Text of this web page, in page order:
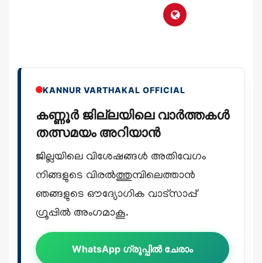
KANNUR VARTHAKAL OFFICIAL
കണ്ണൂർ ജില്ലയിലെ വാർത്തകൾ
തത്സമയം അറിയാൻ
ജില്ലയിലെ വിശേഷങ്ങൾ അതിവേഗം
നിങ്ങളുടെ വിരൽത്തുമ്പിലെത്താൻ
ഞങ്ങളുടെ ഔദ്യോഗിക വാട്സാപ്പ്
ഗ്രൂപ്പിൽ അംഗമാകൂ.
WhatsApp ഗ്രൂപ്പിൽ ചേരാം